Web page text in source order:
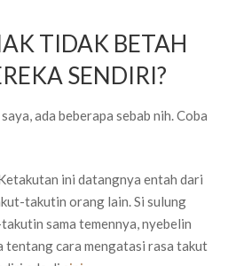
TIDAK BETAH
SENDIRI?
ada beberapa sebab nih. Coba
ini datangnya entah dari
takutin orang lain. Si sulung
sama temennya, nyebelin
tentang cara mengatasi rasa takut